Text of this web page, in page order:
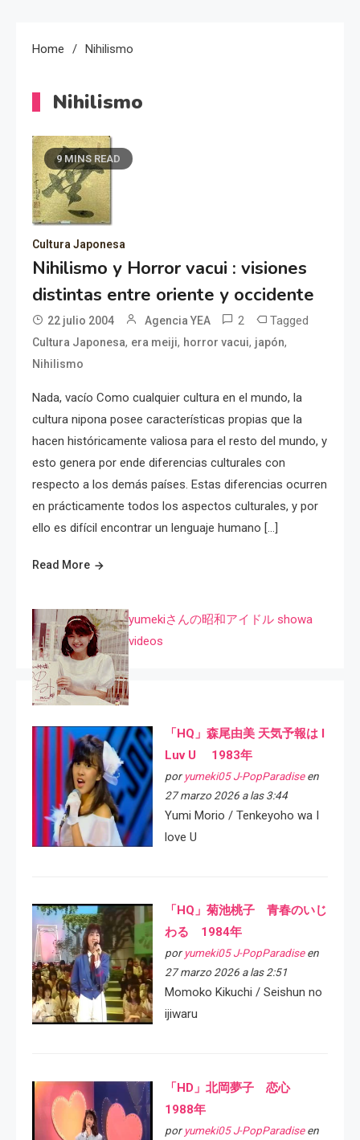
Home Nihilismo
Nihilismo
9 MINS READ
Cultura Japonesa
Nihilismo y Horror vacui : visiones
distintas entre oriente y occidente
22 julio 2004 Agencia YEA 2 Tagged
Cultura Japonesa, era meiji, horror vacui, japón,
Nihilismo
Nada, vacío Como cualquier cultura en el mundo, la
cultura nipona posee características propias que la
hacen históricamente valiosa para el resto del mundo, y
esto genera por ende diferencias culturales con
respecto a los demás países. Estas diferencias ocurren
en prácticamente todos los aspectos culturales, y por
ello es difícil encontrar un lenguaje humano […]
Read More
yumekiさんの昭和アイドル showa
videos
「HQ」森尾由美 天気予報は I
Luv U 1983年
por yumeki05 J-PopParadiseen
27 marzo 2026 a las 3:44
Yumi Morio / Tenkeyoho wa I
love U
「HQ」菊池桃子 青春のいじ
わる 1984年
por yumeki05 J-PopParadiseen
27 marzo 2026 a las 2:51
Momoko Kikuchi / Seishun no
ijiwaru
「HD」北岡夢子 恋心
1988年
por yumeki05 J-PopParadiseen